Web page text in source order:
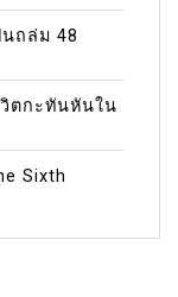
ถล่ม 48
ตกะทันหันใน
Sixth